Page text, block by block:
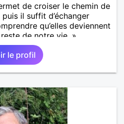
de croiser le chemin de
il suffit d’échanger
qu’elles deviennent
de notre vie. »
le profil